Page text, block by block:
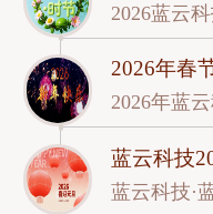
2026蓝云
2026年春
2026年蓝
蓝云科技
蓝云科技·